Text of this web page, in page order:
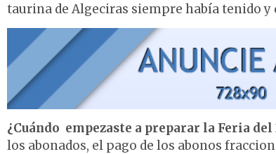
taurina de Algeciras siempre había tenido y
¿Cuándo empezaste a preparar la Feria del
los abonados, el pago de los abonos